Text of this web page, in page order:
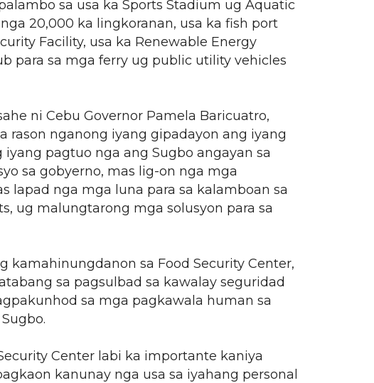
sa usa ka Sports Stadium ug Aquatic
20,000 ka lingkoranan, usa ka fish port
Facility, usa ka Renewable Energy
para sa mga ferry ug public utility vehicles
ni Cebu Governor Pamela Baricuatro,
rason nganong iyang gipadayon ang iyang
pagtuo nga ang Sugbo angayan sa
sa gobyerno, mas lig-on nga mga
lapad nga mga luna para sa kalamboan sa
ug malungtarong mga solusyon para sa
kamahinungdanon sa Food Security Center,
sa pagsulbad sa kawalay seguridad
sa mga pagkawala human sa
Center labi ka importante kaniya
kanunay nga usa sa iyahang personal